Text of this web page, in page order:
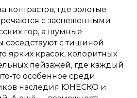
контрастов, где золотые
с заснеженными
гор, а шумные
соседствуют с тишиной
ярких красок, колоритных
пейзажей, где каждый
то особенное среди
наследия ЮНЕСКО и